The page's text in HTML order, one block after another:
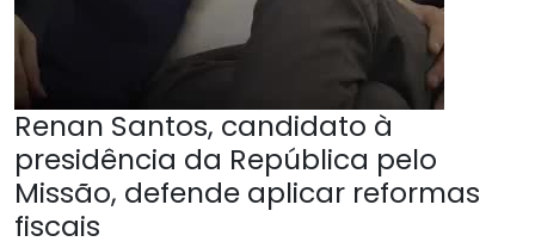
Renan Santos, candidato à
presidência da República pelo
Missão, defende aplicar reformas
fiscais